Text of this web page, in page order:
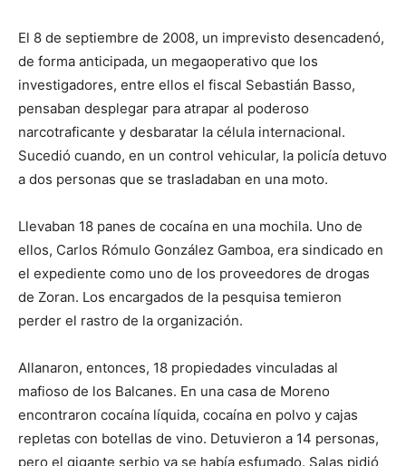
El 8 de septiembre de 2008, un imprevisto desencadenó,
de forma anticipada, un megaoperativo que los
investigadores, entre ellos el fiscal Sebastián Basso,
pensaban desplegar para atrapar al poderoso
narcotraficante y desbaratar la célula internacional.
Sucedió cuando, en un control vehicular, la policía detuvo
a dos personas que se trasladaban en una moto.
Llevaban 18 panes de cocaína en una mochila. Uno de
ellos, Carlos Rómulo González Gamboa, era sindicado en
el expediente como uno de los proveedores de drogas
de Zoran. Los encargados de la pesquisa temieron
perder el rastro de la organización.
Allanaron, entonces, 18 propiedades vinculadas al
mafioso de los Balcanes. En una casa de Moreno
encontraron cocaína líquida, cocaína en polvo y cajas
repletas con botellas de vino. Detuvieron a 14 personas,
pero el gigante serbio ya se había esfumado. Salas pidió